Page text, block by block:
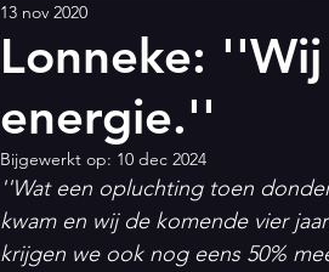
Lonneke:
energie.''
13 nov 2020
Bijgewerkt op: 10 dec 2024
''Wat een opluchting toen
kwam en wij de komende vier
krijgen we ook nog eens 50%